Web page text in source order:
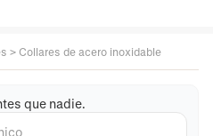
> Collares de acero inoxidable
que nadie.